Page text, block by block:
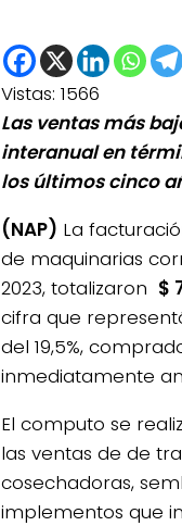
Vistas: 1566
Las ventas más
interanual en
los últimos cinco
(NAP) La
de maquinarias
2023, totalizaron $
cifra que
del 19,5%,
inmediatamente
El computo se
las ventas de de
cosechadoras,
implementos que